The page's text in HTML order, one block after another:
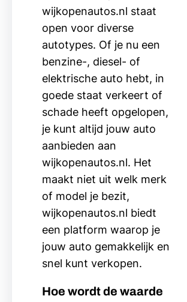
wijkopenautos.nl staat
open voor diverse
autotypes. Of je nu een
benzine-, diesel- of
elektrische auto hebt, in
goede staat verkeert of
schade heeft opgelopen,
je kunt altijd jouw auto
aanbieden aan
wijkopenautos.nl. Het
maakt niet uit welk merk
of model je bezit,
wijkopenautos.nl biedt
een platform waarop je
jouw auto gemakkelijk en
snel kunt verkopen.
Hoe wordt de waarde